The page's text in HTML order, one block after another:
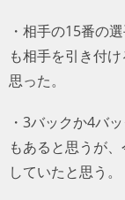
・相手の15番の
も相手を引き付
思った。
・3バックか4バ
もあると思うが
していたと思う。